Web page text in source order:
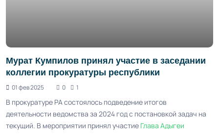
Мурат Кумпилов принял участие в заседании
коллегии прокуратуры республики
01 фев 2025 0 1
В прокуратуре РА состоялось подведение итогов
деятельности ведомства за 2024 год с постановкой задач на
текущий. В мероприятии принял участие Глава Адыгеи